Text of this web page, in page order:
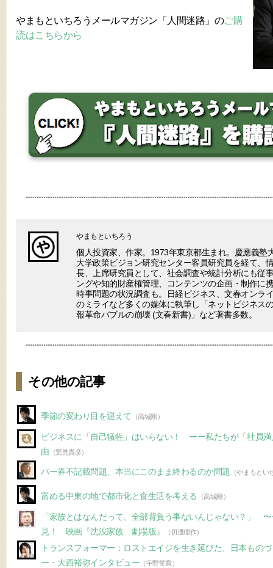
やまもといちろうメールマガジン「人間迷路」のご購
読はこちらから
やまもといちろう
個人投資家、作家。1973年東京都生まれ。慶應義塾
大学政策ビジョン研究センター客員研究員を経て、
長、上席研究員として、社会調査や統計分析にも従
ングや知的財産権管理、コンテンツの企画・制作に
時事問題の状況調査も。日経ビジネス、文春オンラ
のミライなど多くの媒体に執筆し「ネットビジネス
報革命バブルの崩壊 (文春新書)」など著書多数。
その他の記事
季節の変わり目を迎えて （高城剛）
ビジネスに「自己犠牲」はいらない！ ーー私たちが「社員
由 （鷲見貴彦）
パー券不記載問題、本当にこのまま終わるのか問題 （やまもとい
富める中東の地で都市化と食生活を考える （高城剛）
「家族とはなんだって、全部背負う事ないんじゃない？」
見！ 映画『沈没家族 劇場版』
（切通理作）
トランスフォーマー：ロストエイジを生き延びた、日本も
ー・大西裕弥インタビュー （宇野常寛）